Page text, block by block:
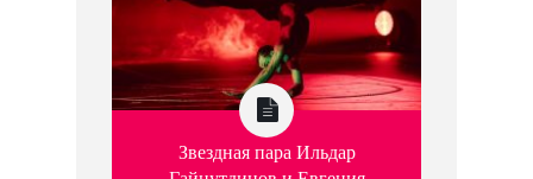
Звездная пара Ильдар